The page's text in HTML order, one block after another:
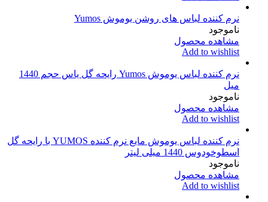
نرم کننده لباس های روشن یوموش Yumos
ناموجود
مشاهده محصول
Add to wishlist
نرم کننده لباس یوموش Yumos رایحه گل یاس حجم 1440
میل
ناموجود
مشاهده محصول
Add to wishlist
نرم کننده لباس یوموش مایع نرم کننده YUMOS با رایحه گل
اسطوخودوس 1440 میلی لیتر
ناموجود
مشاهده محصول
Add to wishlist